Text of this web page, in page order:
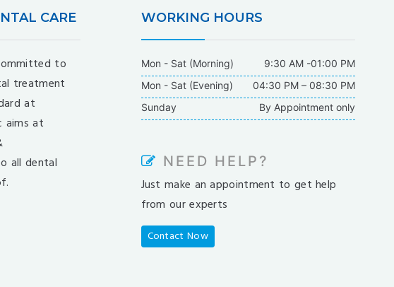
CARE
to
treatment
at
aims at
all dental
WORKING HOURS
Mon - Sat (Morning)
9:30 AM -01:00 PM
Mon - Sat (Evening)
04:30 PM – 08:30 PM
Sunday
By Appointment only
NEED HELP?
Just make an appointment to get help
from our experts
Contact Now